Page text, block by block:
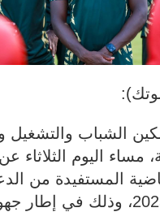
الشباب والتشغيل
مساء اليوم الثلاثاء عن
المستفيدة من
السنوي لسنة 2025، وذلك في